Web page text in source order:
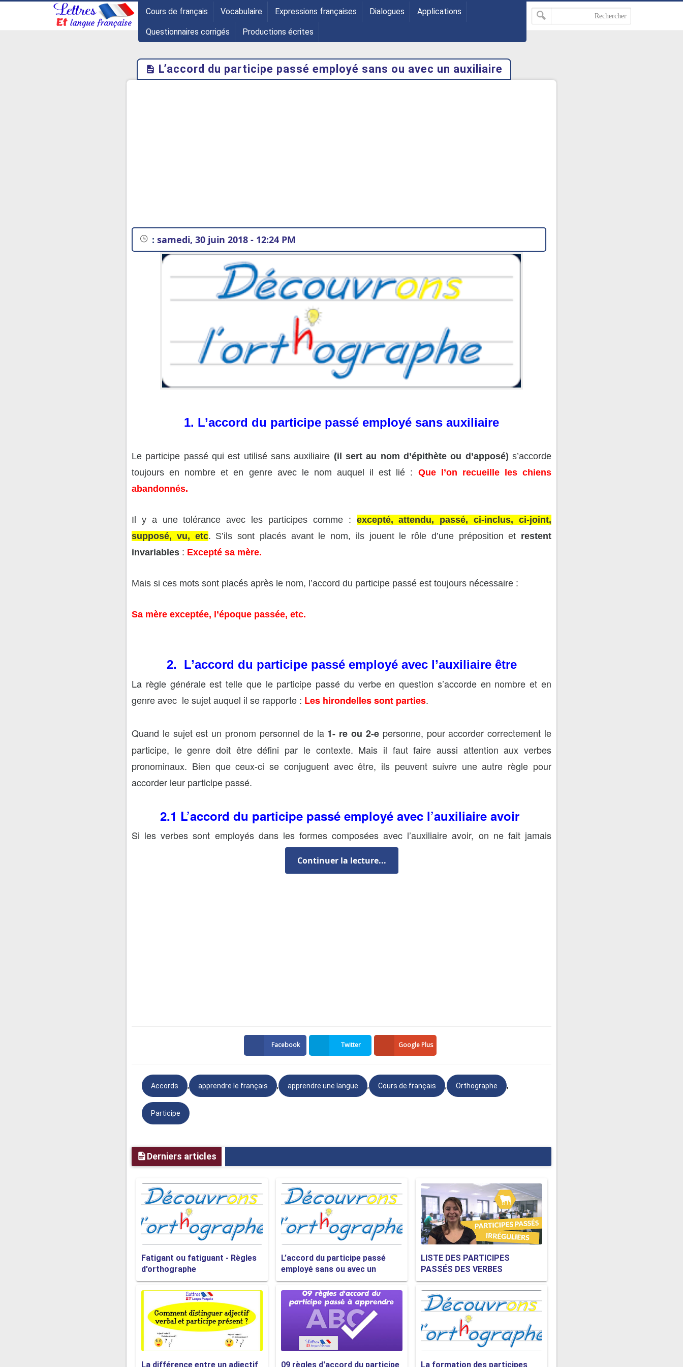
Cours de français Vocabulaire Expressions françaises Dialogues Applications
Questionnaires corrigés Productions écrites
L’accord du participe passé employé sans ou avec un auxiliaire
: samedi, 30 juin 2018 - 12:24 PM
1. L’accord du participe passé employé sans auxiliaire
Le participe passé qui est utilisé sans auxiliaire (il sert au nom d’épithète ou d’apposé) s’accorde
toujours en nombre et en genre avec le nom auquel il est lié : Que l’on recueille les chiens
abandonnés.
Il y a une tolérance avec les participes comme : excepté, attendu, passé, ci-inclus, ci-joint,
supposé, vu, etc. S’ils sont placés avant le nom, ils jouent le rôle d’une préposition et restent
invariables : Excepté sa mère.
Mais si ces mots sont placés après le nom, l’accord du participe passé est toujours nécessaire :
Sa mère exceptée, l’époque passée, etc.
2. L’accord du participe passé employé avec l’auxiliaire être
La règle générale est telle que le participe passé du verbe en question s’accorde en nombre et en
genre avec le sujet auquel il se rapporte : Les hirondelles sont parties.
Quand le sujet est un pronom personnel de la 1- re ou 2-epersonne, pour accorder correctement le
participe, le genre doit être défini par le contexte. Mais il faut faire aussi attention aux verbes
pronominaux. Bien que ceux-ci se conjuguent avec être, ils peuvent suivre une autre règle pour
accorder leur participe passé.
2.1 L’accord du participe passé employé avec l’auxiliaire avoir
Si les verbes sont employés dans les formes composées avec l’auxiliaire avoir, on ne fait jamais
l’accord du participe passé avec le sujet ni avec le complément ou les compléments d’objet direct qui
lui sont postposés. L’accord du participe passé conjugué avec l’auxiliaire avoir dépend donc de la place
Continuer la lecture...
Facebook Twitter Google Plus
Accords , apprendre le français , apprendre une langue , Cours de français , Orthographe ,
Participe
Derniers articles
LISTE DES PARTICIPES
PASSÉS DES VERBES
IRRÉGULIERS LES PLUS
UTILISÉS (3ème groupe)
L’accord du participe passé
employé sans ou avec un
auxiliaire
Fatigant ou fatiguant - Règles
d'orthographe
La formation des participes
09 règles d'accord du participe
La différence entre un adjectif